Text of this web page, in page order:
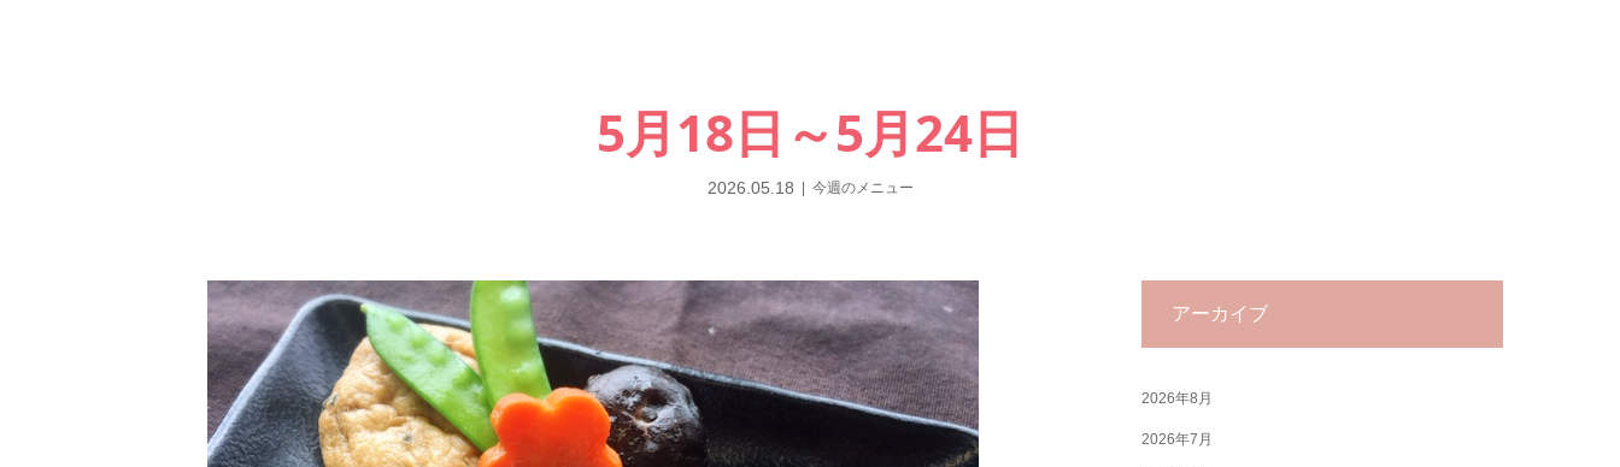
5月18日～5月24日
2026.05.18 今週のメニュー
アーカイブ
2026年8月
2026年7月